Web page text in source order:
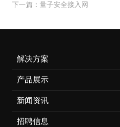
下一篇：量子安全接入网
解决方案
产品展示
新闻资讯
招聘信息